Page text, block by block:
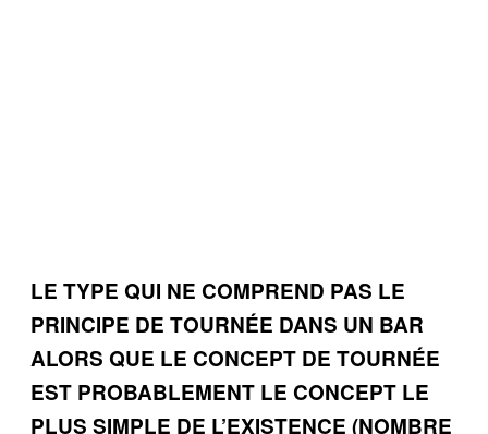
LE TYPE QUI NE COMPREND PAS LE
PRINCIPE DE TOURNÉE DANS UN BAR
ALORS QUE LE CONCEPT DE TOURNÉE
EST PROBABLEMENT LE CONCEPT LE
PLUS SIMPLE DE L’EXISTENCE (NOMBRE